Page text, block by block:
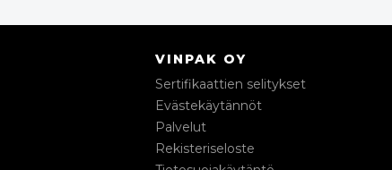
VINPAK OY
Sertifikaattien selitykset
Evästekäytännöt
Palvelut
Rekisteriseloste